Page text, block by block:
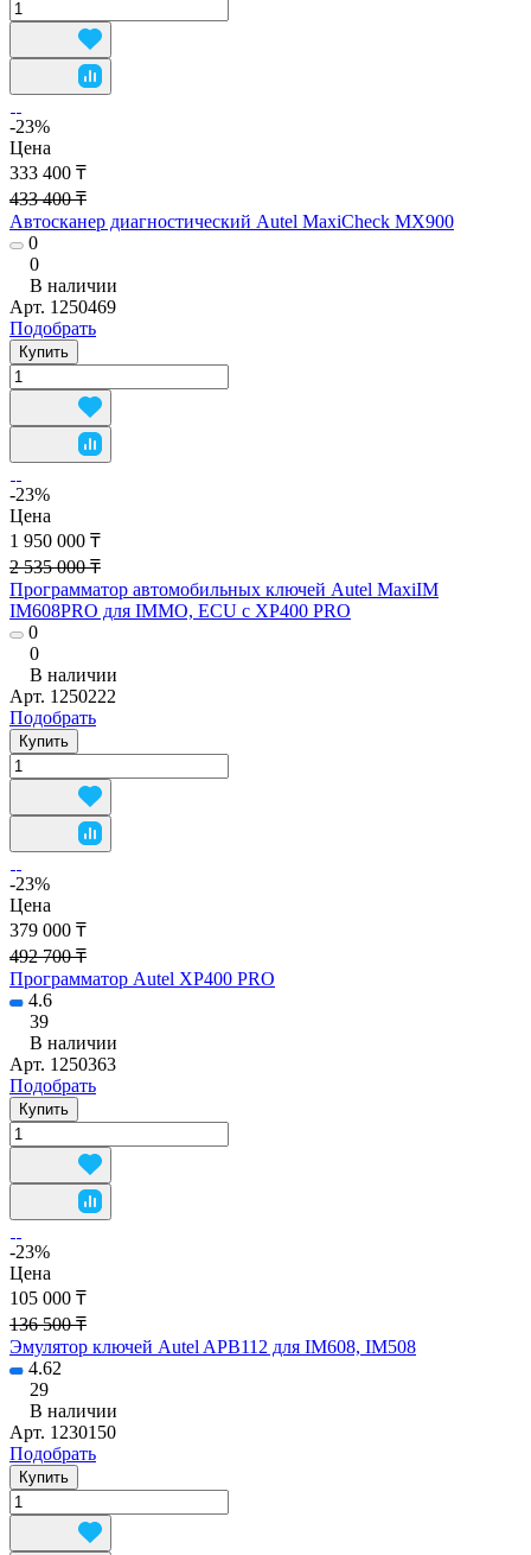
-23%
Цена
333 400 ₸
433 400 ₸
Автосканер диагностический Autel MaxiCheck MX900
0
0
В наличии
Арт. 1250469
Подобрать
Купить
-23%
Цена
1 950 000 ₸
2 535 000 ₸
Программатор автомобильных ключей Autel MaxiIM
IM608PRO для IMMO, ECU с XP400 PRO
0
0
В наличии
Арт. 1250222
Подобрать
Купить
-23%
Цена
379 000 ₸
492 700 ₸
Программатор Autel XP400 PRO
4.6
39
В наличии
Арт. 1250363
Подобрать
Купить
-23%
Цена
105 000 ₸
136 500 ₸
Эмулятор ключей Autel APB112 для IM608, IM508
4.62
29
В наличии
Арт. 1230150
Подобрать
Купить